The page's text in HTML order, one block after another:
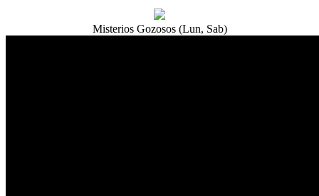
Misterios Gozosos (Lun, Sab)